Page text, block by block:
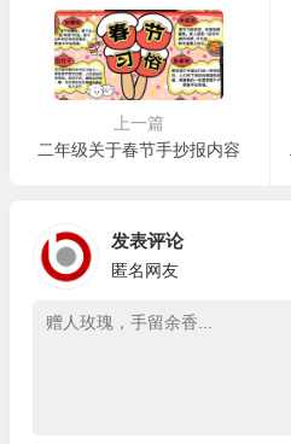
上一篇
二年级关于春节手抄报内容
发表评论
匿名网友